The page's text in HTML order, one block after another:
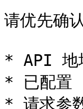
请优先确
* API 地
* 已配置
* 请求参